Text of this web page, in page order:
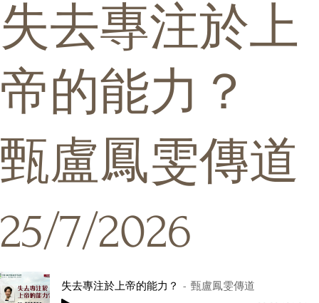
25/7/2026
甄盧鳳雯傳道
失去專注於上
帝的能力？
失去專注於上帝的能力？
甄盧鳳雯傳道